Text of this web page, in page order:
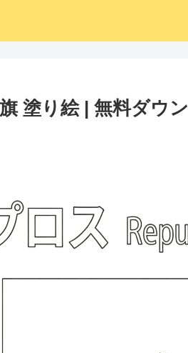
塗り絵 | 無料ダウ